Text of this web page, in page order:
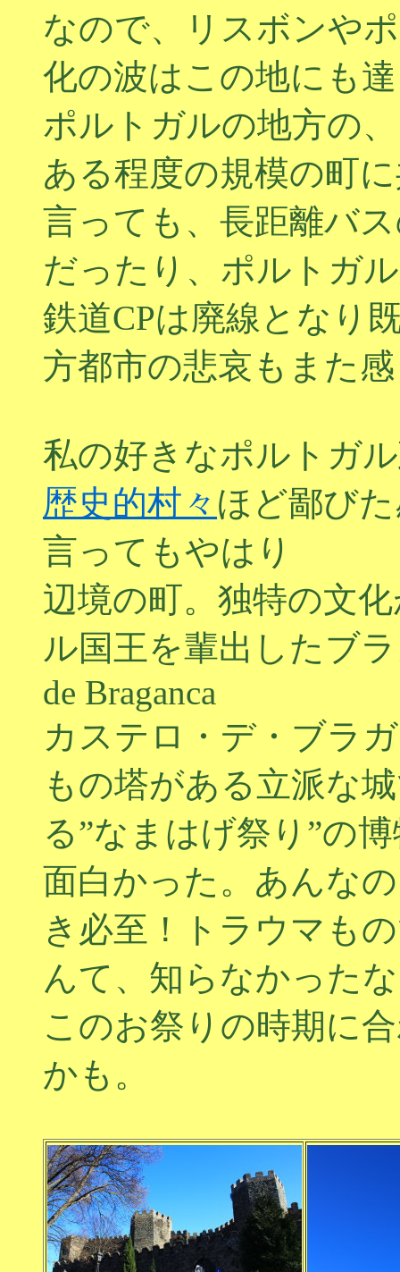
なので、リスボンや
化の波はこの地にも
ポルトガルの地方の、
ある程度の規模の町
言っても、長距離バ
だったり、ポルトガル
鉄道CPは廃線となり
方都市の悲哀もまた
私の好きなポルトガ
歴史的村々 ほど鄙び
言ってもやはり
辺境の町。独特の文
ル国王を輩出したブ
de Braganca
カステロ・デ・ブラ
もの塔がある立派な
る”なまはげ祭り”の
面白かった。あんな
き必至！トラウマも
んて、知らなかった
このお祭りの時期に
かも。